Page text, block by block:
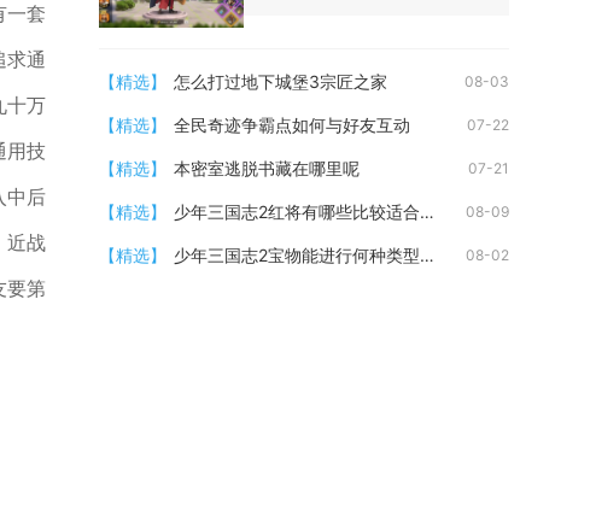
一套
求通
十万
用技
中后
近战
要第
【精选】 怎么打过地下城堡3宗匠之家 08-03
【精选】 全民奇迹争霸点如何与好友互动 07-22
【精选】 本密室逃脱书藏在哪里呢 07-21
【精选】 少年三国志2红将有哪些比较适合战斗 08-09
【精选】 少年三国志2宝物能进行何种类型的转换 08-02